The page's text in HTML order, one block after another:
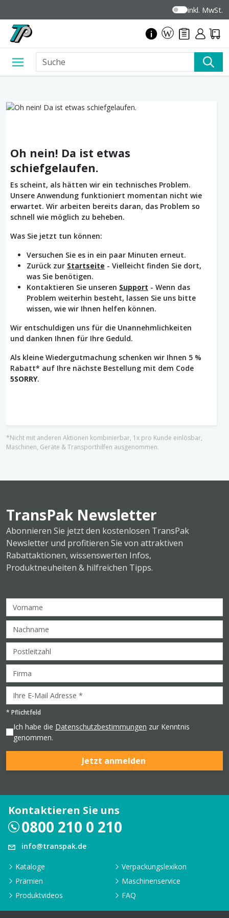
inkl. MwSt.
Oh nein! Da ist etwas
schiefgelaufen.
Es scheint, als hätten wir ein technisches Problem.
Unsere Anwendung funktioniert momentan nicht wie
erwartet. Wir arbeiten bereits daran, das Problem so
schnell wie möglich zu beheben.
Was Sie jetzt tun können:
Versuchen Sie es in ein paar Minuten erneut.
Zurück zur Startseite - Vielleicht finden Sie dort,
was Sie benötigen.
Kontaktieren Sie unseren Support - Wenn das
Problem weiterhin besteht, lassen Sie uns bitte
wissen, wie wir Ihnen helfen können.
Wir entschuldigen uns für die Unannehmlichkeiten
und danken Ihnen für Ihre Geduld.
Als kleine Wiedergutmachung schenken wir Ihnen 5 %
Rabatt* auf Ihre nächste Bestellung mit dem Code
5SORRY.
*Nicht mit anderen Aktionen kombinierbar, 1x pro Kunde einlösbar,
Maschinen, Geräte & Transporthilfen ausgenommen.
TransPak Newsletter
Abonnieren Sie jetzt den kostenlosen TransPak
Newsletter und profitieren Sie von attraktiven
Rabattaktionen, wissenswerten Infos,
Produktneuheiten & hilfreichen Tipps.
* Pflichtfeld
Ich habe die Datenschutzbestimmungen zur Kenntnis
genommen.
Jetzt anmelden
Kontaktieren Sie uns
0800 210 0 210
info@transpak.de
Kataloge
Verpackungslexikon
Prämien
Maschinenservice
Produktvideos
FAQ